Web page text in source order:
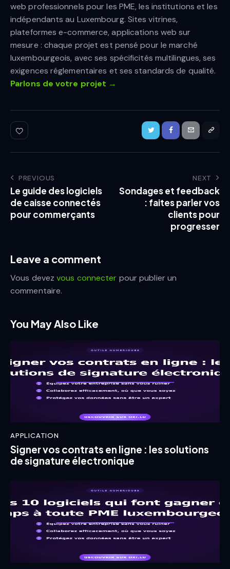
web professionnels pour les PME, les institutions et les
indépendants au Luxembourg. Sites vitrines,
plateformes e-commerce, applications web sur
mesure : chaque projet est pensé pour le marché
luxembourgeois, avec ses spécificités multilingues, ses
exigences réglementaires et ses standards de qualité.
Parlons de votre projet →
PREVIOUS
Le guide des logiciels
de caisse connectés
pour commerçants
NEXT
Sondages et feedback
: faites parler vos
clients pour
progresser
Leave a comment
Vous devezvous connecter pour publier un
commentaire.
You May Also Like
APPLICATION
Signer vos contrats en ligne : les solutions
de signature électronique